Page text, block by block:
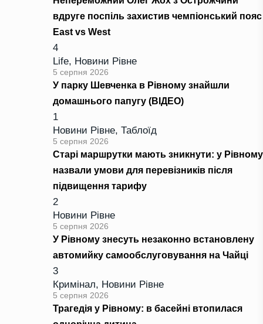
вдруге поспіль захистив чемпіонський пояс
East vs West
4
Life, Новини Рівне
5 серпня 2026
У парку Шевченка в Рівному знайшли
домашнього папугу (ВІДЕО)
1
Новини Рівне, Таблоїд
5 серпня 2026
Старі маршрутки мають зникнути: у Рівному
назвали умови для перевізників після
підвищення тарифу
2
Новини Рівне
5 серпня 2026
У Рівному знесуть незаконно встановлену
автомийку самообслуговування на Чайці
3
Кримінал, Новини Рівне
5 серпня 2026
Трагедія у Рівному: в басейні втопилася